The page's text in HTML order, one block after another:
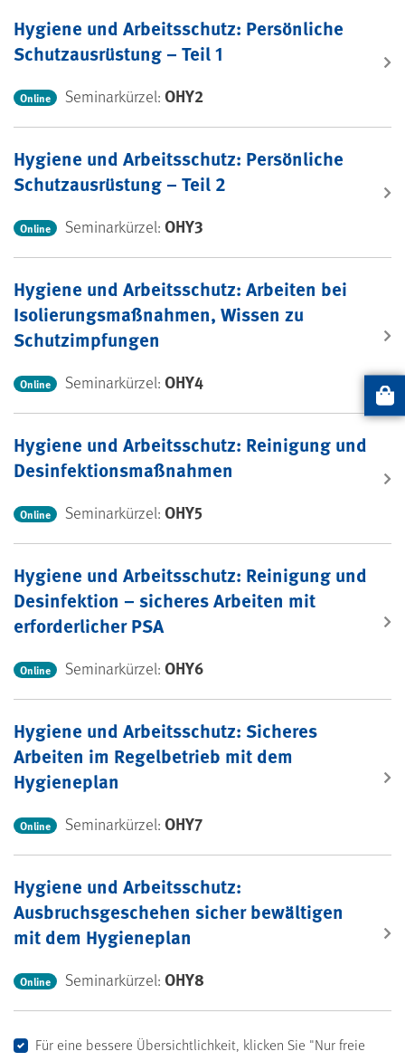
Hygiene und Arbeitsschutz: Persönliche
Schutzausrüstung – Teil 1
Online Seminarkürzel:OHY2
Hygiene und Arbeitsschutz: Persönliche
Schutzausrüstung – Teil 2
Online Seminarkürzel:OHY3
Hygiene und Arbeitsschutz: Arbeiten bei
Isolierungsmaßnahmen, Wissen zu
Schutzimpfungen
Online Seminarkürzel:OHY4
Hygiene und Arbeitsschutz: Reinigung und
Desinfektionsmaßnahmen
Online Seminarkürzel:OHY5
Hygiene und Arbeitsschutz: Reinigung und
Desinfektion – sicheres Arbeiten mit
erforderlicher PSA
Online Seminarkürzel:OHY6
Hygiene und Arbeitsschutz: Sicheres
Arbeiten im Regelbetrieb mit dem
Hygieneplan
Online Seminarkürzel:OHY7
Hygiene und Arbeitsschutz:
Ausbruchsgeschehen sicher bewältigen
mit dem Hygieneplan
Online Seminarkürzel:OHY8
Für eine bessere Übersichtlichkeit, klicken Sie "Nur freie
Artikel